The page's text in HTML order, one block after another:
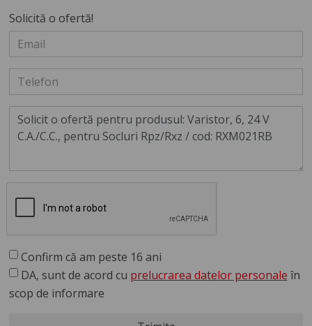
Solicită o ofertă!
Confirm că am peste 16 ani
DA, sunt de acord cu prelucrarea datelor personale în
scop de informare